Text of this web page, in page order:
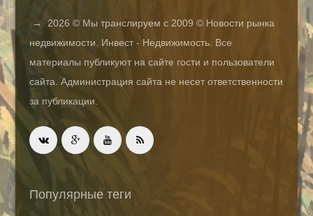
→2026 © Мы транслируем с 2009 © Новости рынка
недвижимости. Инвест - Недвижимость. Все
материалы публикуют на сайте гости и пользователи
сайта. Администрация сайта не несет ответственности
за публикации.
Популярные теги